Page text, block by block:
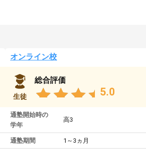
オンライン校
生徒
総合評価
5.0
通塾開始時の
学年
高3
通塾期間 1～3ヵ月